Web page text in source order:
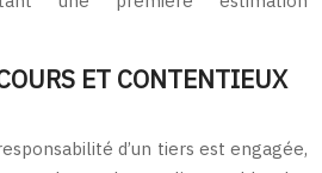
ET CONTENTIEUX
d’un tiers est engagée,